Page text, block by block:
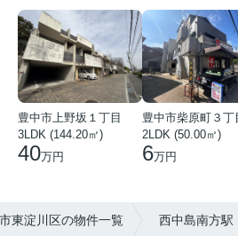
豊中市上野坂１丁目
3LDK (144.20㎡)
40万円
豊中市柴原町３丁
2LDK (50.00㎡)
6万円
東淀川区の物件一覧 西中島南方駅